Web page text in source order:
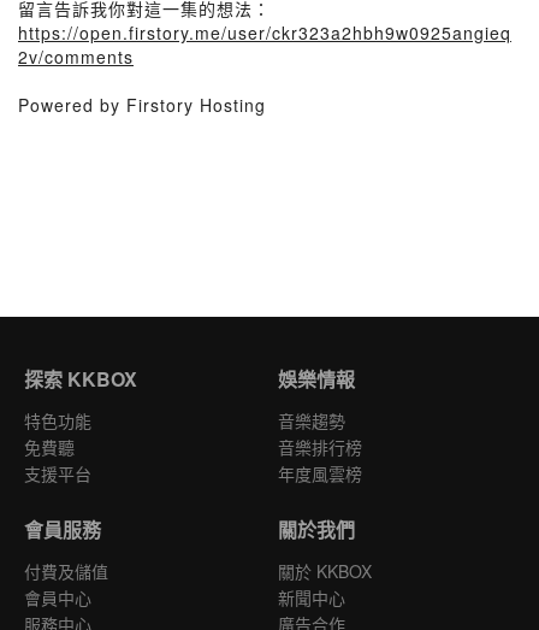
留言告訴我你對這一集的想法：
https://open.firstory.me/user/ckr323a2hbh9w0925angieq
2v/comments
Powered by Firstory Hosting
探索 KKBOX
特色功能
免費聽
支援平台
娛樂情報
音樂趨勢
音樂排行榜
年度風雲榜
會員服務
付費及儲值
會員中心
服務中心
關於我們
關於 KKBOX
新聞中心
廣告合作